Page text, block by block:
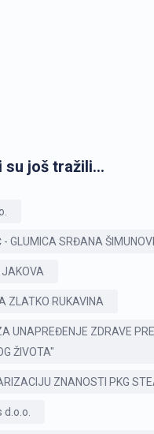
još tražili...
GLUMICA SRĐANA
JAKOVA
ZLATKO RUKAVINA
UNAPREĐENJE ZDRAVE
ŽIVOTA"
ZNANOSTI PKG